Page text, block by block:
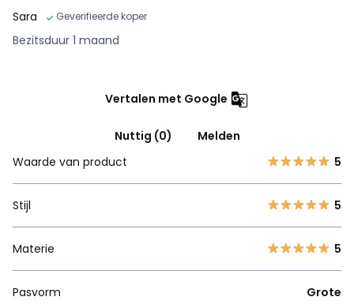
Sara
Geverifieerde koper
Bezitsduur 1 maand
Vertalen met Google
Nuttig (0)
Melden
Waarde van product
5
Stijl 5
Materie 5
Pasvorm Grote